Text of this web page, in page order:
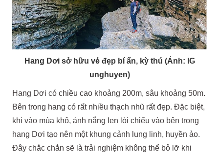
Hang Dơi sở hữu vẻ đẹp bí ẩn, kỳ thú (Ảnh: IG
unghuyen)
Hang Dơi có chiều cao khoảng 200m, sâu khoảng 50m.
Bên trong hang có rất nhiều thạch nhũ rất đẹp. Đặc biệt,
khi vào mùa khô, ánh nắng len lỏi chiếu vào bên trong
hang Dơi tạo nên một khung cảnh lung linh, huyền ảo.
Đây chắc chắn sẽ là trải nghiệm không thể bỏ lỡ khi